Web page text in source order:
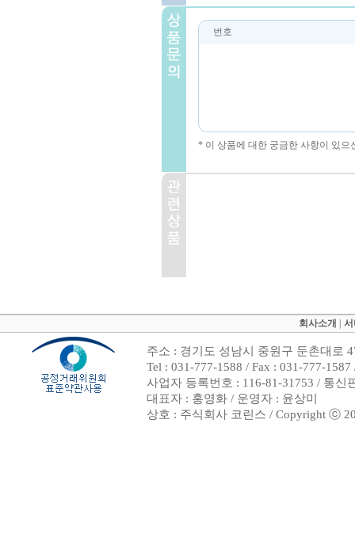
번호
* 이 상품에 대한 궁금한 사항이 있
회사소개
주소 : 경기도 성남시 중원구 둔촌대로
Tel : 031-777-1588 / Fax : 031-777-
사업자 등록번호 : 116-81-31753 / 통신
대표자 : 홍영화 / 운영자 : 윤상미
상호 : 주식회사 코린스 / Copyright ⓒ